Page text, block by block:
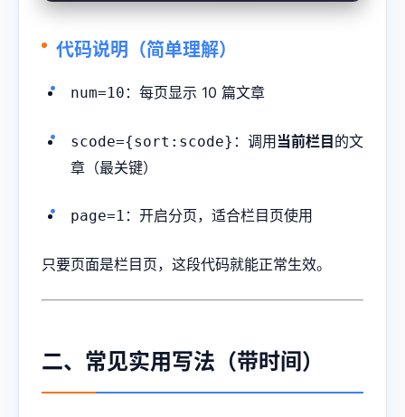
代码说明（简单理解）
num=10 ：每页显示 10 篇文章
scode={sort:scode} ：调用当前栏目的文
章（最关键）
page=1 ：开启分页，适合栏目页使用
只要页面是栏目页，这段代码就能正常生效。
二、常见实用写法（带时间）